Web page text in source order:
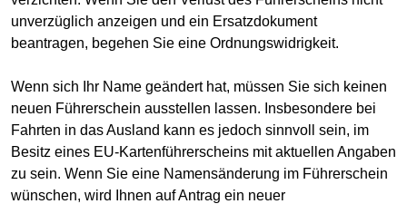
unverzüglich anzeigen und ein Ersatzdokument
beantragen, begehen Sie eine Ordnungswidrigkeit.
Wenn sich Ihr Name geändert hat, müssen Sie sich keinen
neuen Führerschein ausstellen lassen. Insbesondere bei
Fahrten in das Ausland kann es jedoch sinnvoll sein, im
Besitz eines EU-Kartenführerscheins mit aktuellen Angaben
zu sein. Wenn Sie eine Namensänderung im Führerschein
wünschen, wird Ihnen auf Antrag ein neuer